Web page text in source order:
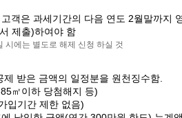
객은 과세기간의 다음 연도 2월말까지
제출)하여야 함
에는 별도로 해제 신청 하실 것
받은 금액의 일정분을 원천징수함.
㎡이하 당첨해지 등)
입기간 제한 없음)